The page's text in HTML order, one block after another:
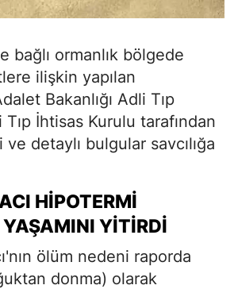
bağlı ormanlık bölgede
ilişkin yapılan
Bakanlığı Adli Tıp
Tıp İhtisas Kurulu tarafından
detaylı bulgular savcılığa
HIPOTERMI
YAŞAMINI YITIRDI
ölüm nedeni raporda
donma) olarak